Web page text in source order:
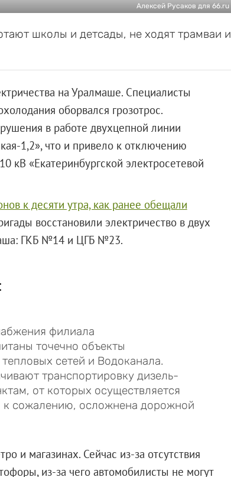
Алексей Русаков для 66.ru
школы и детсады, не ходят трамваи и
на Уралмаше. Специалисты
оборвался грозотрос.
в работе двухцепной линии
1,2», что и привело к отключению
кВ «Екатеринбургской электросетевой
к десяти утра, как ранее обещали
восстановили электричество в двух
ГКБ №14 и ЦГБ №23.
филиала
точечно объекты
сетей и Водоканала.
транспортировку дизель-
от которых осуществляется
к сожалению, осложнена дорожной
и магазинах. Сейчас из-за отсутствия
из-за чего автомобилисты не могут